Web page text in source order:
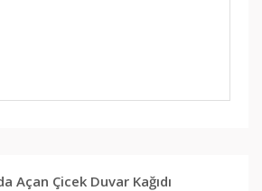
Açan Çicek Duvar Kağıdı